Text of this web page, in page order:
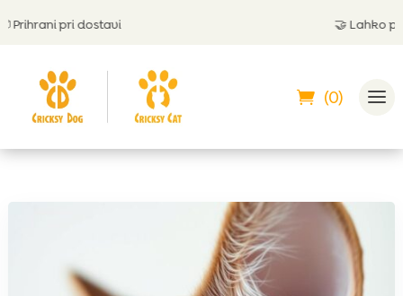
pri dostavi Lahko
(0)